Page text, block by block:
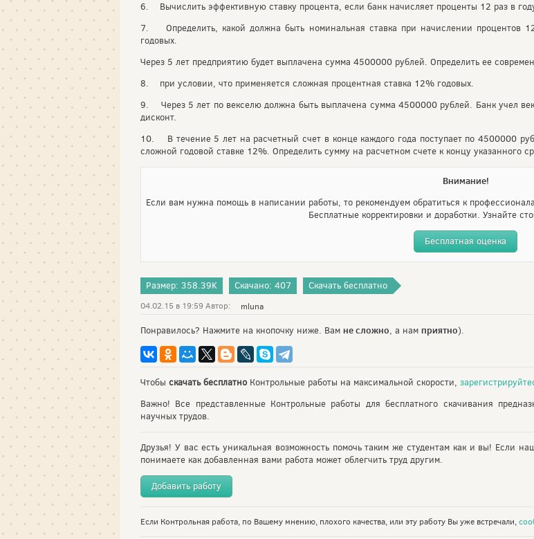
6. Вычислить эффективную ставку процента, если банк начисляет проценты 12 раз в
7. Определить, какой должна быть номинальная ставка при начислении процентов
годовых.
Через 5 лет предприятию будет выплачена сумма 4500000 рублей. Определить ее
8. при условии, что применяется сложная процентная ставка 12% годовых.
9. Через 5 лет по векселю должна быть выплачена сумма 4500000 рублей. Банк учел
дисконт.
10. В течение 5 лет на расчетный счет в конце каждого года поступает по 4500000
сложной годовой ставке 12%. Определить сумму на расчетном счете к концу указанного
Внимание!
Если вам нужна помощь в написании работы, то рекомендуем обратиться к
Бесплатные корректировки и доработки. Узнайте
Бесплатная оценка
Размер: 358.39K Скачано: 407 Скачать бесплатно
04.02.15 в 19:59 Автор: mluna
Понравилось? Нажмите на кнопочку ниже. Вам не сложно, а нам приятно).
Чтобы скачать бесплатно Контрольные работы на максимальной скорости,
Важно! Все представленные Контрольные работы для бесплатного скачивания
научных трудов.
Друзья! У вас есть уникальная возможность помочь таким же студентам как и вы! Если
понимаете как добавленная вами работа может облегчить труд другим.
Добавить работу
Если Контрольная работа, по Вашему мнению, плохого качества, или эту работу Вы уже встречали,